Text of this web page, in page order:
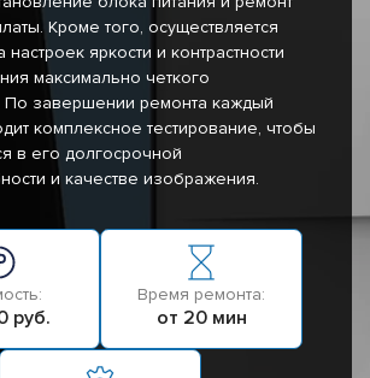
Кроме того, осуществляется
настроек яркости и контрастности
максимально четкого
завершении ремонта каждый
комплексное тестирование, чтобы
в его долгосрочной
и качестве изображения.
руб.
Время ремонта:
от 20 мин